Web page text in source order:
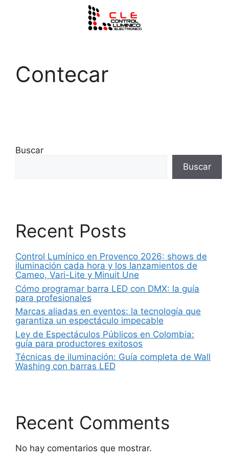
Contecar
Buscar
Buscar
Recent Posts
Control Lumínico en Provenco 2026: shows de
iluminación cada hora y los lanzamientos de
Cameo, Vari-Lite y Minuit Une
Cómo programar barra LED con DMX: la guía
para profesionales
Marcas aliadas en eventos: la tecnología que
garantiza un espectáculo impecable
Ley de Espectáculos Públicos en Colombia:
guía para productores exitosos
Técnicas de iluminación: Guía completa de Wall
Washing con barras LED
Recent Comments
No hay comentarios que mostrar.